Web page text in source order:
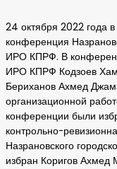
24 октября 2022 года
конференция
ИРО КПРФ. В
ИРО КПРФ Кодзоев
Бериханов Ахмед
организационной
конференции были
контрольно-
Назрановского
избран Коригов Ахмед